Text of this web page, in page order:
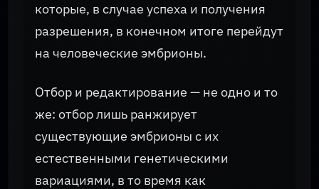
которые, в случае успеха и получения
разрешения, в конечном итоге перейдут
на человеческие эмбрионы.
Отбор и редактирование — не одно и то
же: отбор лишь ранжирует
существующие эмбрионы с их
естественными генетическими
вариациями, в то время как